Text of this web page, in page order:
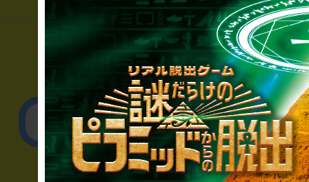
▼一般のお客様
公演内容、チケット